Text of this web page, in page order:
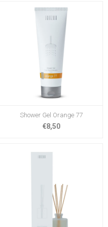
Shower Gel Orange 77
€8,50